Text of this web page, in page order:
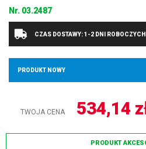
Nr. 03.2487
CZAS DOSTAWY: 1-2 DNI ROBOCZYCH
PRODUKT NOWY
TWOJA CENA 534,14
PRODUKT